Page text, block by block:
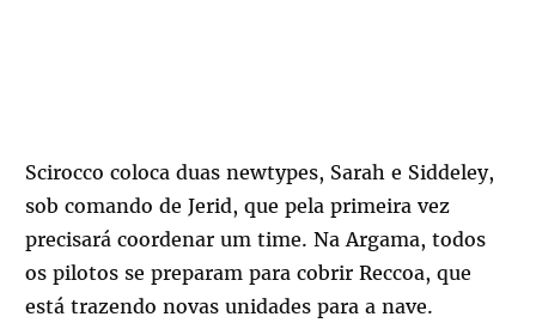
Scirocco coloca duas newtypes, Sarah e Siddeley,
sob comando de Jerid, que pela primeira vez
precisará coordenar um time. Na Argama, todos
os pilotos se preparam para cobrir Reccoa, que
está trazendo novas unidades para a nave.